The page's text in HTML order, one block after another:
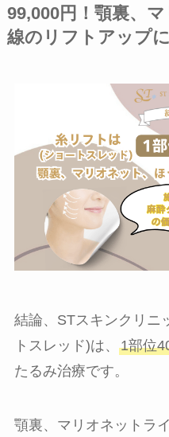
99,000円！顎裏、
線のリフトアップ
結論、STスキンクリニ
トスレッド)は、 1部位
たるみ治療です。
顎裏、マリオネットラ